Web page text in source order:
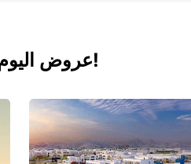
عروض اليوم لتأجير السيارات والفانات!